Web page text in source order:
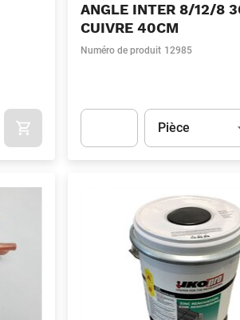
ANGLE INTER 8/12/8
CUIVRE 40CM
Numéro de produit 12985
Unité
Pièce